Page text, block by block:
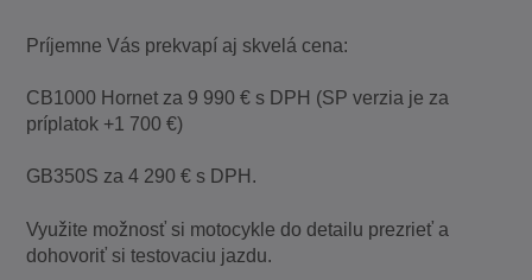
Príjemne Vás prekvapí aj skvelá cena:
CB1000 Hornet za 9 990 € s DPH (SP verzia je za
príplatok +1 700 €)
GB350S za 4 290 € s DPH.
Využite možnosť si motocykle do detailu prezrieť a
dohovoriť si testovaciu jazdu.